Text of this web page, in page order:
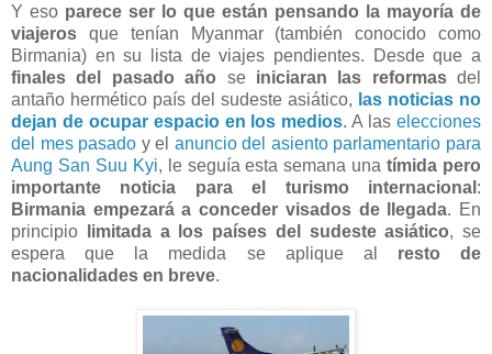
Y eso parece ser lo que están pensando la mayoría de
viajeros que tenían Myanmar (también conocido como
Birmania) en su lista de viajes pendientes. Desde que a
finales del pasado año se iniciaran las reformasdel
antaño hermético país del sudeste asiático, las noticias no
dejan de ocupar espacio en los medios. A laselecciones
del mes pasado y el anuncio del asiento parlamentario para
Aung San Suu Kyi, le seguía esta semana unatímida pero
importante noticia para el turismo internacional :
Birmania empezará a conceder visados de llegada. En
principio
limitada a los países del sudeste asiático, se
espera que la medida se aplique al resto de
nacionalidades en breve.